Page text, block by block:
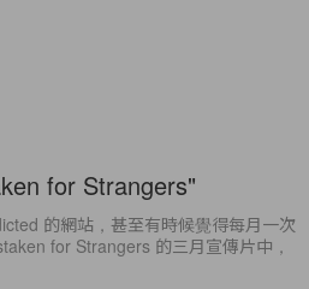
for Strangers"
的網站，甚至有時候覺得每月一次
for Strangers 的三月宣傳片中，